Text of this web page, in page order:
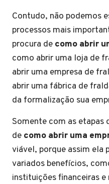
Contudo, não podemos
processos mais
procura de como abrir
como abrir uma loja de
abrir uma empresa de
abrir uma fábrica de
da formalização sua
Somente com as etapas
de como abrir uma
viável, porque assim ela
variados benefícios,
instituições financeiras